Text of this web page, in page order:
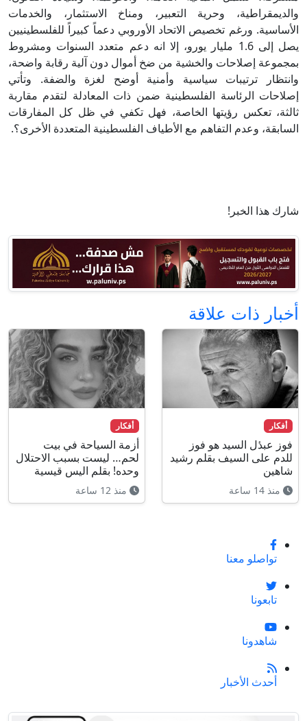
والديمقراطية، وحرية التعبير، ومناخ الاستثمار، والخدمات
الأساسية. ورغم تخصيص الاتحاد الأوروبي دعماً كبيراً للفلسطينيين
يصل إلى 1.6 مليار يورو، إلا انه دعم متعدد السنوات ومشروط
بمجموعة إصلاحات والخشية من ضخ أموال دون آلية رقابة واضحة،
وانتظار ترتيبات سياسية وأمنية أوضح لغزة والضفة. وتأتي
إصلاحات الرئاسة الفلسطينية ضمن ذات المعادلة لتقدم مقاربة
ثالثة، تعكس رؤيتها الخاصة، فهل تكفي في ظل كل المفارقات
السابقة، وعدم التفاهم مع الأطياف الفلسطينية المتعددة الأخرى؟.
شارك هذا الخبر!
أخبار ذات علاقة
أفكار
فوز عبدٔل السيد هو فوز
للدم على السيف بقلم رشيد
شاهين
منذ 14 ساعة
أفكار
أزمة السياحة في بيت
لحم… ليست بسبب الاحتلال
وحده! بقلم اليس قيسية
منذ 12 ساعة
تواصلو معنا
تابعونا
شاهدونا
أحدث الأخبار